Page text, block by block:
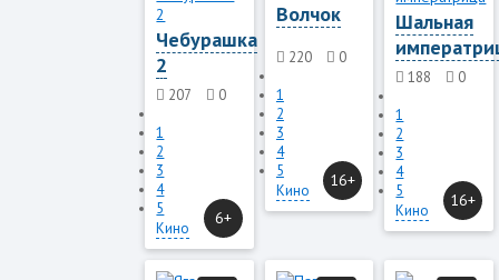
Чебурашка
2
207
0
1
2
3
4
5
Кино
6+
Волчок
220
0
1
2
3
4
5
Кино
16+
Шальная
188
0
1
2
3
4
5
Кино
16+